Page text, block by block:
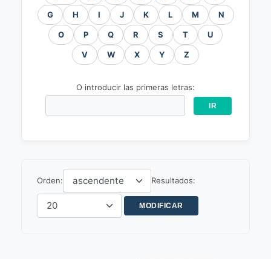
G H I J K L M N
O P Q R S T U
V W X Y Z
O introducir las primeras letras:
Orden: Resultados: